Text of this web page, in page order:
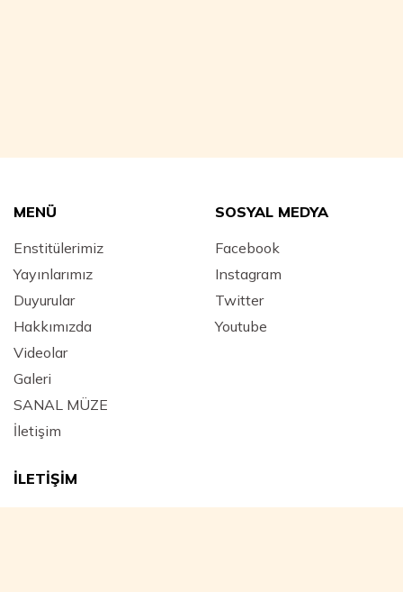
MENÜ
Enstitülerimiz
Yayınlarımız
Duyurular
Hakkımızda
Videolar
Galeri
SANAL MÜZE
İletişim
SOSYAL MEDYA
Facebook
Instagram
Twitter
Youtube
İLETİŞİM